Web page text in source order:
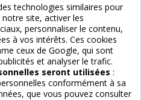
technologies similaires pour
site, activer les
personnaliser le contenu,
à vos intérêts. Ces cookies
ceux de Google, qui sont
et analyser le trafic.
seront utilisées :
conformément à sa
que vous pouvez consulter